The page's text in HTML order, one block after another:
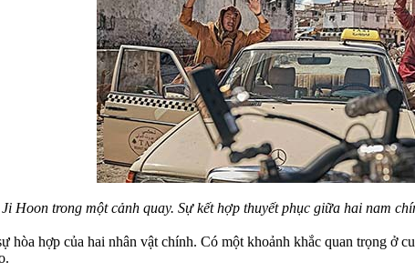
Hoon trong một cảnh quay. Sự kết hợp thuyết phục giữa hai nam
hòa hợp của hai nhân vật chính. Có một khoảnh khắc quan trọng ở